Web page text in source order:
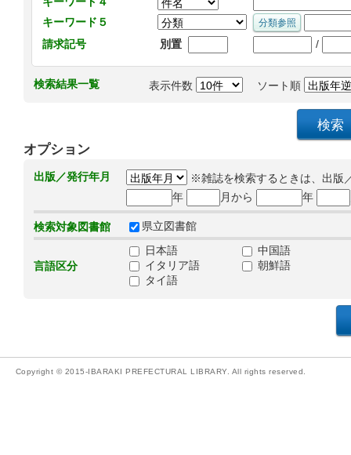
キーワード５
請求記号
別置 /
検索結果一覧 表示件数 ソート順
オプション
出版／発行年月
※雑誌を検索するときは、出版
年
月から 年
検索対象図書館 県立図書館
言語区分
日本語
中国語
イタリア語
朝鮮語
タイ語
Copyright © 2015-IBARAKI PREFECTURAL LIBRARY. All rights reserved.